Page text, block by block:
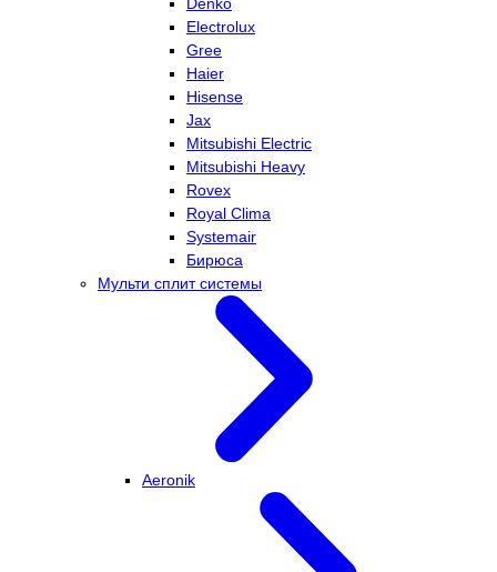
Denko
Electrolux
Gree
Haier
Hisense
Jax
Mitsubishi Electric
Mitsubishi Heavy
Rovex
Royal Clima
Systemair
Бирюса
Мульти сплит системы
Aeronik